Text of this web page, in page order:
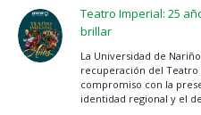
Teatro Imperial: 25
brillar
La Universidad de
recuperación del
compromiso con la
identidad regional y el